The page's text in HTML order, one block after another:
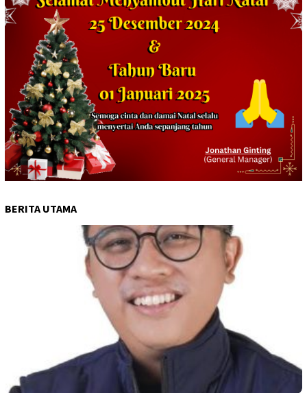
BERITA UTAMA